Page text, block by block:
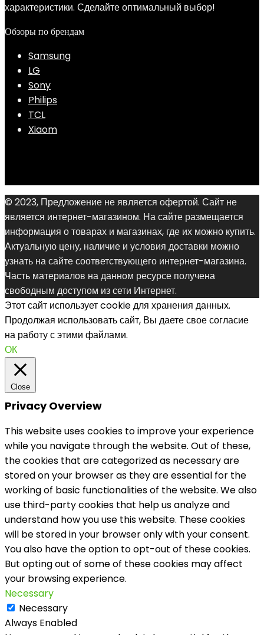
характеристики. Сделайте оптимальный выбор!
Обзоры по брендам
Samsung
LG
Sony
Philips
TCL
Xiaom
© 2023, Предложение не является офертой. Сайт не
является интернет-магазином. На сайте размещается
информация о товарах и магазинах, где их можно купить.
Актуальную цену, наличие и условия доставки можно
узнать на сайте соответствующего интернет-магазина.
Часть материалов на данном ресурсе получена
свободным доступом из сети Интернет.
Этот сайт использует cookie для хранения данных.
Продолжая использовать сайт, Вы даете свое согласие
на работу с этими файлами.
ОК
Close
Privacy Overview
This website uses cookies to improve your experience
while you navigate through the website. Out of these,
the cookies that are categorized as necessary are
stored on your browser as they are essential for the
working of basic functionalities of the website. We also
use third-party cookies that help us analyze and
understand how you use this website. These cookies
will be stored in your browser only with your consent.
You also have the option to opt-out of these cookies.
But opting out of some of these cookies may affect
your browsing experience.
Necessary
Necessary
Always Enabled